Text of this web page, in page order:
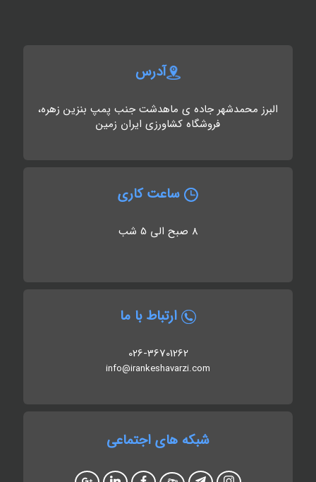
آدرس
البرز محمدشهر جاده ی ماهدشت جنب پمپ بنزین زهره،
فروشگاه کشاورزی ایران زمین
ساعت کاری
8 صبح الی 5 شب
ارتباط با ما
026-36701262
info@irankeshavarzi.com
شبکه های اجتماعی